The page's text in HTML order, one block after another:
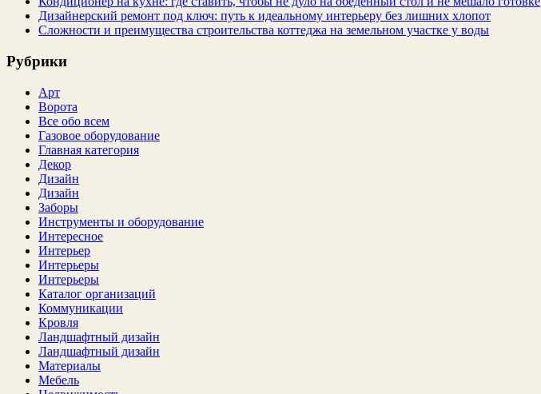
Дизайнерский ремонт под ключ: путь к идеальному интерьеру без лишних хлопот
Сложности и преимущества строительства коттеджа на земельном участке у воды
Рубрики
Арт
Ворота
Все обо всем
Газовое оборудование
Главная категория
Декор
Дизайн
Дизайн
Заборы
Инструменты и оборудование
Интересное
Интерьер
Интерьеры
Интерьеры
Каталог организаций
Коммуникации
Кровля
Ландшафтный дизайн
Ландшафтный дизайн
Материалы
Мебель